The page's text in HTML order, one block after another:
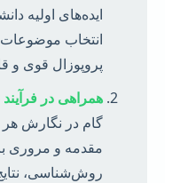
ایده‌های اولیه
انتخاب
پروپوزال قوی و
همراهی در
گام در نگارش هر
مقدمه و مروری
روش‌شناسی،